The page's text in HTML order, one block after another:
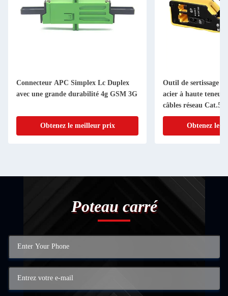
Connecteur APC Simplex Lc Duplex
avec une grande durabilité 4g GSM 3G
Obtenez le meilleur prix
Outil de sertissage
acier à haute teneur
câbles réseau Cat.5
connecteurs RJ11
Obtenez le
Poteau carré